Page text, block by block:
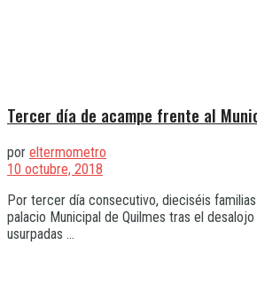
Tercer día de acampe frente al
por eltermometro
10 octubre, 2018
Por tercer día consecutivo, dieciséis
palacio Municipal de Quilmes tras el
usurpadas ...